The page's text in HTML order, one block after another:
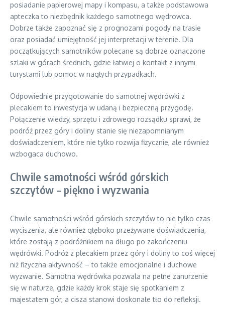
posiadanie papierowej mapy i kompasu, a także podstawowa
apteczka to niezbędnik każdego samotnego wędrowca.
Dobrze także zapoznać się z prognozami pogody na trasie
oraz posiadać umiejętność jej interpretacji w terenie. Dla
początkujących samotników polecane są dobrze oznaczone
szlaki w górach średnich, gdzie łatwiej o kontakt z innymi
turystami lub pomoc w nagłych przypadkach.
Odpowiednie przygotowanie do samotnej wędrówki z
plecakiem to inwestycja w udaną i bezpieczną przygodę.
Połączenie wiedzy, sprzętu i zdrowego rozsądku sprawi, że
podróż przez góry i doliny stanie się niezapomnianym
doświadczeniem, które nie tylko rozwija fizycznie, ale również
wzbogaca duchowo.
Chwile samotności wśród górskich
szczytów – piękno i wyzwania
Chwile samotności wśród górskich szczytów to nie tylko czas
wyciszenia, ale również głęboko przeżywane doświadczenia,
które zostają z podróżnikiem na długo po zakończeniu
wędrówki. Podróż z plecakiem przez góry i doliny to coś więcej
niż fizyczna aktywność – to także emocjonalne i duchowe
wyzwanie. Samotna wędrówka pozwala na pełne zanurzenie
się w naturze, gdzie każdy krok staje się spotkaniem z
majestatem gór, a cisza stanowi doskonałe tło do refleksji.